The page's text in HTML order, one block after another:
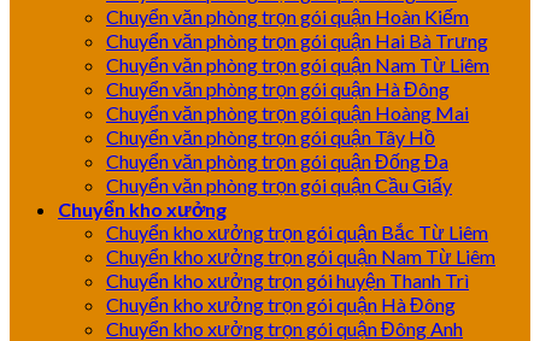
Chuyển văn phòng trọn gói quận Hoàn Kiếm
Chuyển văn phòng trọn gói quận Hai Bà Trưng
Chuyển văn phòng trọn gói quận Nam Từ Liêm
Chuyển văn phòng trọn gói quận Hà Đông
Chuyển văn phòng trọn gói quận Hoàng Mai
Chuyển văn phòng trọn gói quận Tây Hồ
Chuyển văn phòng trọn gói quận Đống Đa
Chuyển văn phòng trọn gói quận Cầu Giấy
Chuyển kho xưởng
Chuyển kho xưởng trọn gói quận Bắc Từ Liêm
Chuyển kho xưởng trọn gói quận Nam Từ Liêm
Chuyển kho xưởng trọn gói huyện Thanh Trì
Chuyển kho xưởng trọn gói quận Hà Đông
Chuyển kho xưởng trọn gói quận Đông Anh